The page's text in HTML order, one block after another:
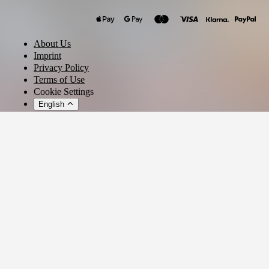
About Us
Imprint
Privacy Policy
Terms of Use
Cookie Settings
English